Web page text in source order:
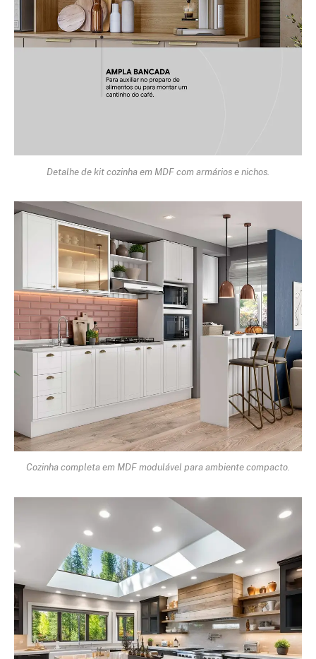
Detalhe de kit cozinha em MDF com armários e nichos.
Cozinha completa em MDF modulável para ambiente compacto.